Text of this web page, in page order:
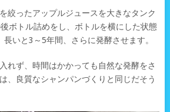
絞ったアップルジュースを大きなタンク
ボトル詰めをし、ボトルを横にした状態
いと3～5年間、さらに発酵させます。
れず、時間はかかっても自然な発酵をさ
、良質なシャンパンづくりと同じだそう